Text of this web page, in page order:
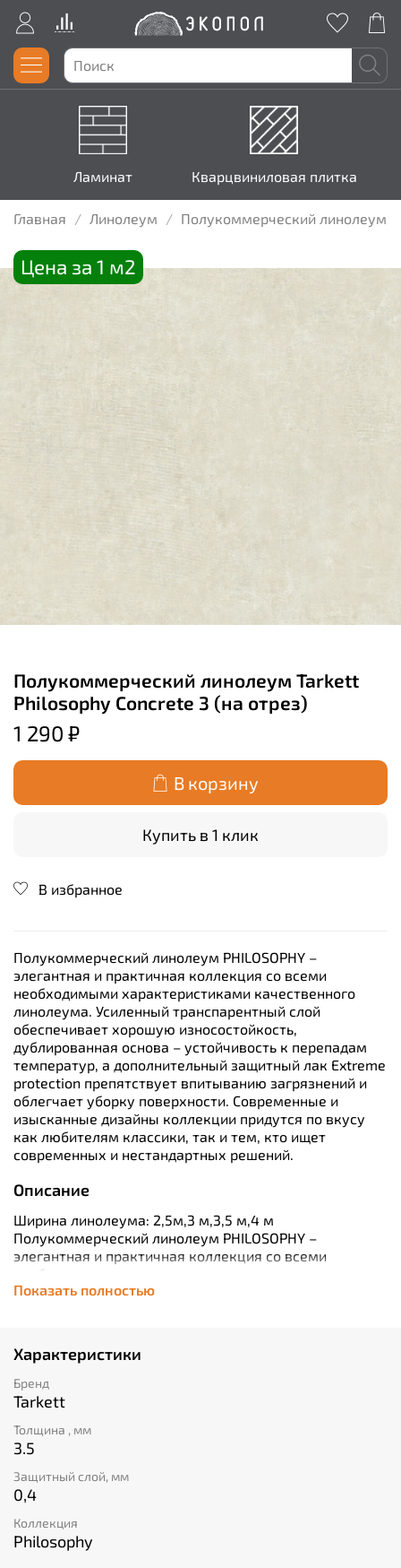
Ламинат Кварцвиниловая плитка
Главная Линолеум Полукоммерческий линолеум
Цена за 1 м2
Полукоммерческий линолеум Tarkett
Philosophy Concrete 3 (на отрез)
1 290 ₽
В корзину
Купить в 1 клик
В избранное
Полукоммерческий линолеум PHILOSOPHY –
элегантная и практичная коллекция со всеми
необходимыми характеристиками качественного
линолеума. Усиленный транспарентный слой
обеспечивает хорошую износостойкость,
дублированная основа – устойчивость к перепадам
температур, а дополнительный защитный лак Extreme
protection препятствует впитыванию загрязнений и
облегчает уборку поверхности. Современные и
изысканные дизайны коллекции придутся по вкусу
как любителям классики, так и тем, кто ищет
современных и нестандартных решений.
Описание
Ширина линолеума: 2,5м,3 м,3,5 м,4 м
Полукоммерческий линолеум PHILOSOPHY –
элегантная и практичная коллекция со всеми
необходимыми характеристиками качественного
линолеума. Усиленный транспарентный слой
температур, а дополнительный защитный лак Extreme
protection препятствует впитыванию загрязнений и
облегчает уборку поверхности. Современные и
изысканные дизайны коллекции придутся по вкусу
современных и нестандартных решений.
Показать полностью
Характеристики
Бренд
Tarkett
Толщина , мм
3.5
Защитный слой, мм
0,4
Коллекция
Philosophy